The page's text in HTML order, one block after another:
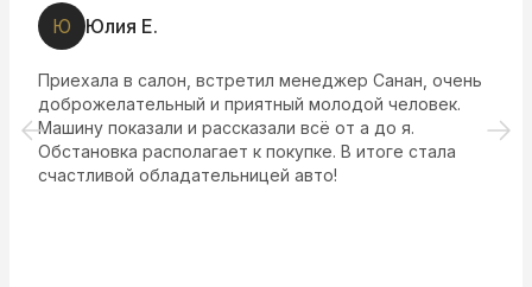
Ю Юлия Е.
Приехала в салон, встретил менеджер Санан, очень
доброжелательный и приятный молодой человек.
Машину показали и рассказали всё от а до я.
Обстановка располагает к покупке. В итоге стала
счастливой обладательницей авто!